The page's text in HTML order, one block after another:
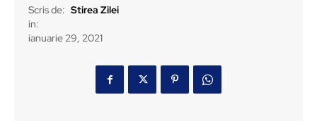
Scris de: Stirea Zilei
in:
ianuarie 29, 2021